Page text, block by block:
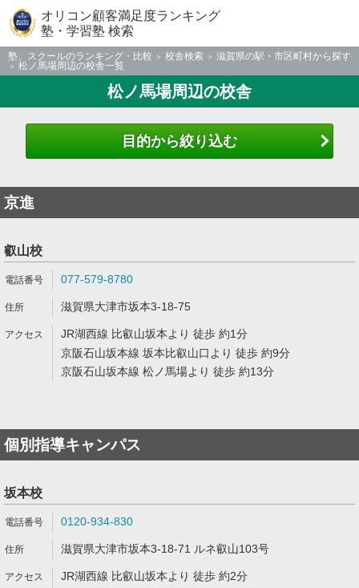
オリコン顧客満足度ランキング
塾・学習塾 検索
塾、スクールのランキング・比較 校舎検索
滋賀県の駅・市区町村から探す
松ノ馬場周辺の校舎一覧
松ノ馬場周辺の校舎
目的から絞り込む
京進
叡山校
077-579-8780
滋賀県大津市坂本3-18-75
JR湖西線 比叡山坂本より 徒歩 約1分
京阪石山坂本線 坂本比叡山口より 徒歩 約9分
京阪石山坂本線 松ノ馬場より 徒歩 約13分
個別指導キャンパス
坂本校
0120-934-830
滋賀県大津市坂本3-18-71 ルネ叡山103号
JR湖西線 比叡山坂本より 徒歩 約2分